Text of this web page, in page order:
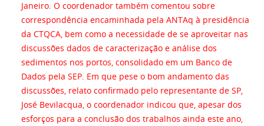
Janeiro. O coordenador também comentou sobre
correspondência encaminhada pela ANTAq à presidência
da CTQCA, bem como a necessidade de se aproveitar nas
discussões dados de caracterização e análise dos
sedimentos nos portos, consolidado em um Banco de
Dados pela SEP. Em que pese o bom andamento das
discussões, relato confirmado pelo representante de SP,
José Bevilacqua, o coordenador indicou que, apesar dos
esforços para a conclusão dos trabalhos ainda este ano,